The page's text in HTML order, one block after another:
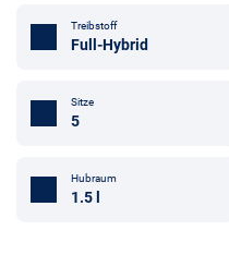
Treibstoff
Full-Hybrid
Sitze
5
Hubraum
1.5 l